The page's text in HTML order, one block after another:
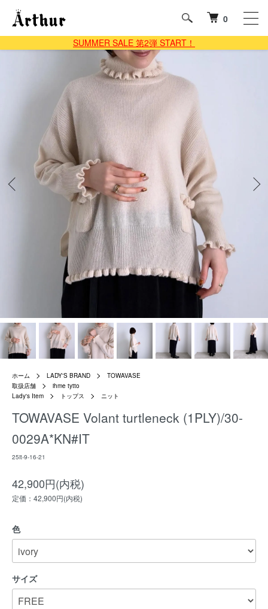
0
SUMMER SALE 第2弾 START！
ホーム LADY'S BRAND
TOWAVASE
取扱店舗
ihme tytto
Lady's Item
トップス ニット
TOWAVASE Volant turtleneck (1PLY)/30-
0029A*KN#IT
25it-9-16-21
42,900円(内税)
定価：42,900円(内税)
色
サイズ